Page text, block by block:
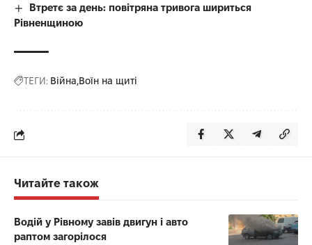
Втретє за день: повітряна тривога шириться
Рівненщиною
ТЕГИ: Війна Воїн на щиті
Читайте також
Водій у Рівному завів двигун і авто
раптом загорілося